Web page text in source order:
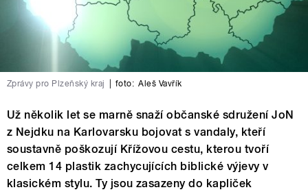
Zprávy pro Plzeňský kraj foto: Aleš Vavřík
Už několik let se marně snaží občanské sdružení JoN
z Nejdku na Karlovarsku bojovat s vandaly, kteří
soustavně poškozují Křížovou cestu, kterou tvoří
celkem 14 plastik zachycujících biblické výjevy v
klasickém stylu. Ty jsou zasazeny do kapliček